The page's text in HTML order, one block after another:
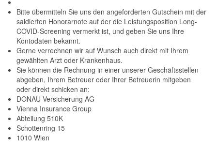
Bitte übermitteln Sie uns den angeforderten Gutschein mit der
saldierten Honorarnote auf der die Leistungsposition Long-
COVID-Screening vermerkt ist, und geben Sie uns Ihre
Kontodaten bekannt.
Gerne verrechnen wir auf Wunsch auch direkt mit Ihrem
gewählten Arzt oder Krankenhaus.
Sie können die Rechnung in einer unserer Geschäftsstellen
abgeben, Ihrem Betreuer oder Ihrer Betreuerin mitgeben
oder direkt schicken an:
DONAU Versicherung AG
Vienna Insurance Group
Abteilung 510K
Schottenring 15
1010 Wien